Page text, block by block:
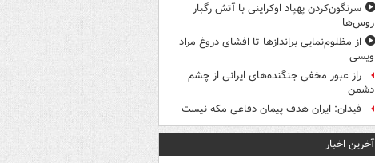
سرنگون‌کردن پهپاد اوکراینی با آتش رگبار
روس‌ها
از مظلوم‌نمایی براندازها تا افشای دروغ مراد
ویسی
راز عبور مخفی جنگنده‌های ایرانی از چشم
دشمن
فیدان: ایران هدف پیمان دفاعی مکه نیست
آخرین اخبار